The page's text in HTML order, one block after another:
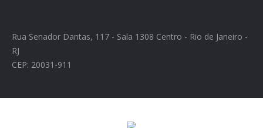
Rua Senador Dantas, 117 - Sala 1308 Centro - Rio de Janeiro -
RJ
CEP: 20031-911